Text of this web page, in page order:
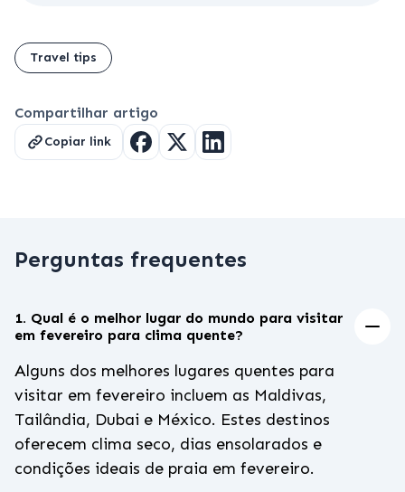
Travel tips
Compartilhar artigo
Copiar link
Perguntas frequentes
1. Qual é o melhor lugar do mundo para visitar
em fevereiro para clima quente?
Alguns dos melhores lugares quentes para
visitar em fevereiro incluem as Maldivas,
Tailândia, Dubai e México. Estes destinos
oferecem clima seco, dias ensolarados e
condições ideais de praia em fevereiro.